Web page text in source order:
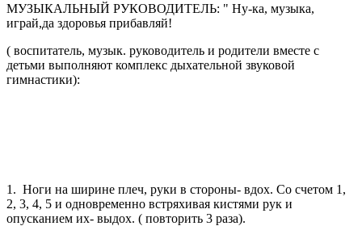
МУЗЫКАЛЬНЫЙ РУКОВОДИТЕЛЬ: " Ну-ка, музыка,
играй,да здоровья прибавляй!
( воспитатель, музык. руководитель и родители вместе с
детьми выполняют комплекс дыхательной звуковой
гимнастики):
1. Ноги на ширине плеч, руки в стороны- вдох. Со счетом 1,
2, 3, 4, 5 и одновременно встряхивая кистями рук и
опусканием их- выдох. ( повторить 3 раза).